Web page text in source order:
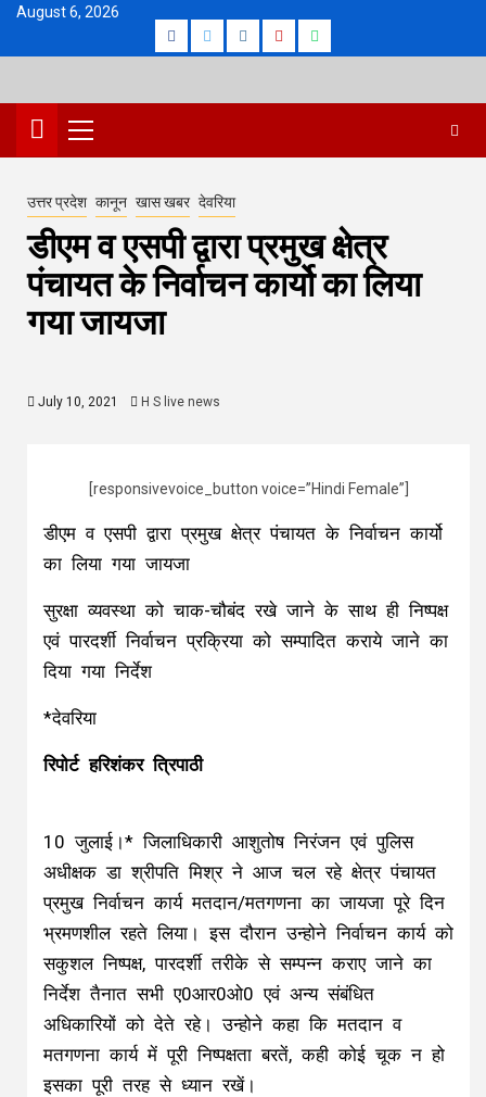
Skip
content
August 6, 2026
Facebook
TwitterInstagram
YoutubeWhatsapp
Primary
Menu
उत्तर प्रदेश कानून खास खबर देवरिया
डीएम व एसपी द्वारा प्रमुख क्षेत्र
पंचायत के निर्वाचन कार्यो का लिया
गया जायजा
July 10, 2021 H S live news
[responsivevoice_button voice=”Hindi Female”]
डीएम व एसपी द्वारा प्रमुख क्षेत्र पंचायत के निर्वाचन कार्यो
का लिया गया जायजा
सुरक्षा व्यवस्था को चाक-चौबंद रखे जाने के साथ ही निष्पक्ष
एवं पारदर्शी निर्वाचन प्रक्रिया को सम्पादित कराये जाने का
दिया गया निर्देश
*देवरिया
रिपोर्ट हरिशंकर त्रिपाठी
10 जुलाई।* जिलाधिकारी आशुतोष निरंजन एवं पुलिस
अधीक्षक डा श्रीपति मिश्र ने आज चल रहे क्षेत्र पंचायत
प्रमुख निर्वाचन कार्य मतदान/मतगणना का जायजा पूरे दिन
भ्रमणशील रहते लिया। इस दौरान उन्होने निर्वाचन कार्य को
सकुशल निष्पक्ष, पारदर्शी तरीके से सम्पन्न कराए जाने का
निर्देश तैनात सभी ए0आर0ओ0 एवं अन्य संबंधित
अधिकारियों को देते रहे। उन्होने कहा कि मतदान व
मतगणना कार्य में पूरी निष्पक्षता बरतें, कही कोई चूक न हो
इसका पूरी तरह से ध्यान रखें।